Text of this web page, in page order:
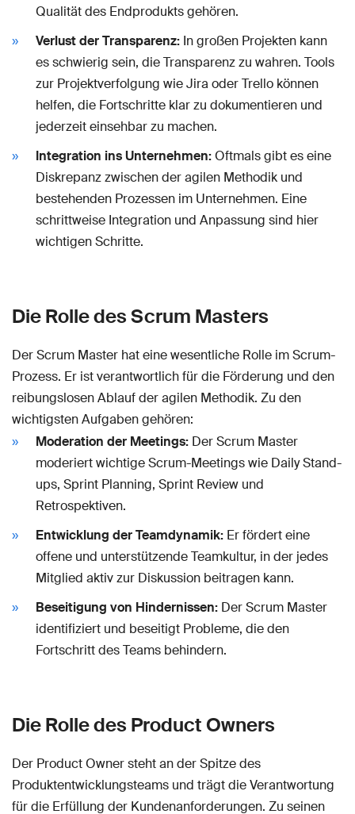
Qualität des Endprodukts gehören.
Verlust der Transparenz: In großen Projekten kann
es schwierig sein, die Transparenz zu wahren. Tools
zur Projektverfolgung wie Jira oder Trello können
helfen, die Fortschritte klar zu dokumentieren und
jederzeit einsehbar zu machen.
Integration ins Unternehmen:Oftmals gibt es eine
Diskrepanz zwischen der agilen Methodik und
bestehenden Prozessen im Unternehmen. Eine
schrittweise Integration und Anpassung sind hier
wichtigen Schritte.
Die Rolle des Scrum Masters
Der Scrum Master hat eine wesentliche Rolle im Scrum-
Prozess. Er ist verantwortlich für die Förderung und den
reibungslosen Ablauf der agilen Methodik. Zu den
wichtigsten Aufgaben gehören:
Moderation der Meetings: Der Scrum Master
moderiert wichtige Scrum-Meetings wie Daily Stand-
ups, Sprint Planning, Sprint Review und
Retrospektiven.
Entwicklung der Teamdynamik: Er fördert eine
offene und unterstützende Teamkultur, in der jedes
Mitglied aktiv zur Diskussion beitragen kann.
Beseitigung von Hindernissen: Der Scrum Master
identifiziert und beseitigt Probleme, die den
Fortschritt des Teams behindern.
Die Rolle des Product Owners
Der Product Owner steht an der Spitze des
Produktentwicklungsteams und trägt die Verantwortung
für die Erfüllung der Kundenanforderungen. Zu seinen